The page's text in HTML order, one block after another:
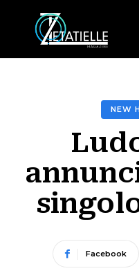
NEW
Facebook